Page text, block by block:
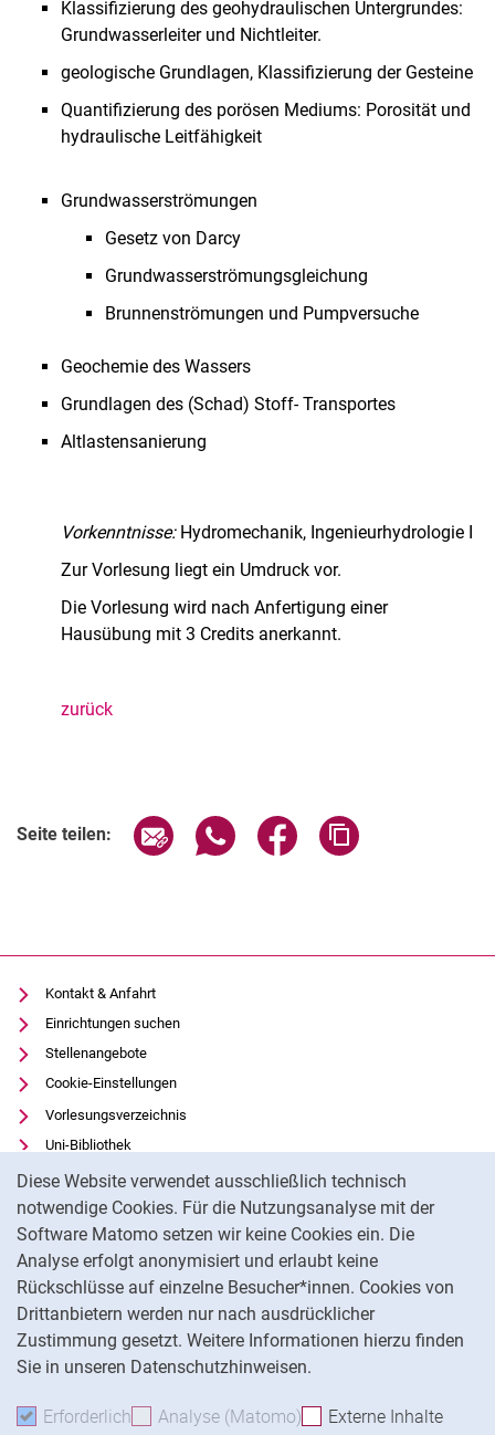
Diese Website verwendet ausschließlich technisch
notwendige Cookies. Für die Nutzungsanalyse mit der
Software Matomo setzen wir keine Cookies ein. Die
Analyse erfolgt anonymisiert und erlaubt keine
Rückschlüsse auf einzelne Besucher*innen. Cookies von
Drittanbietern werden nur nach ausdrücklicher
Zustimmung gesetzt. Weitere Informationen hierzu finden
Sie in unseren Datenschutzhinweisen.
Erforderlich Erforderliche Cookies akzeptieren
Analyse (Matomo) Analyse-Cookies
Externe Inhalte
Klassifizierung des geohydraulischen Untergrundes:
Grundwasserleiter und Nichtleiter.
geologische Grundlagen, Klassifizierung der Gesteine
Quantifizierung des porösen Mediums: Porosität und
hydraulische Leitfähigkeit
Grundwasserströmungen
Gesetz von Darcy
Grundwasserströmungsgleichung
Brunnenströmungen und Pumpversuche
Geochemie des Wassers
Grundlagen des (Schad) Stoff- Transportes
Altlastensanierung
Vorkenntnisse: Hydromechanik, Ingenieurhydrologie I
Zur Vorlesung liegt ein Umdruck vor.
Die Vorlesung wird nach Anfertigung einer
Hausübung mit 3 Credits anerkannt.
zurück
Seite teilen: Seite über E-Mail teilen
Seite über WhatsApp teilen
Seite über Facebook
Kontakt & Anfahrt
Einrichtungen suchen
Stellenangebote
Cookie-Einstellungen
Vorlesungsverzeichnis
Uni-Bibliothek
Moodle
Panopto
Datenschutz
Barrierefreiheit
Transparenter KI-Einsatz